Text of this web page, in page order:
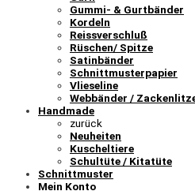
Gummi- & Gurtbänder
Kordeln
Reissverschluß
Rüschen/ Spitze
Satinbänder
Schnittmusterpapier
Vlieseline
Webbänder /
Handmade
zurück
Neuheiten
Kuscheltiere
Schultüte / Kitatüte
Schnittmuster
Mein Konto